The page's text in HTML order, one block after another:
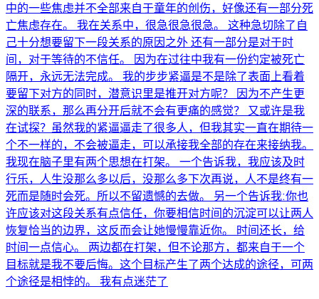
中的一些焦虑并不全部来自于童年的创伤，好像还有一部分死
亡焦虑存在。 我在关系中，很急很急很急。 这种急切除了自
己十分想要留下一段关系的原因之外 还有一部分是对于时
间，对于等待的不信任。 因为在过往中我有一份约定被死亡
隔开，永远无法完成。 我的步步紧逼是不是除了表面上看着
要留下对方的同时，潜意识里是推开对方呢？ 因为不产生更
深的联系，那么再分开后就不会有更痛的感觉？ 又或许是我
在试探？虽然我的紧逼逼走了很多人，但我其实一直在期待一
个不一样的，不会被逼走，可以承接我全部的存在来接纳我。
我现在脑子里有两个思想在打架。 一个告诉我，我应该及时
行乐，人生没那么多以后，没那么多下次再说，人不是终有一
死而是随时会死。所以不留遗憾的去做。 另一个告诉我:你也
许应该对这段关系有点信任，你要相信时间的沉淀可以让两人
恢复恰当的边界，这反而会让她慢慢靠近你。 时间还长，给
时间一点信心。 两边都在打架，但不论那方，都来自于一个
目标就是我不要后悔。这个目标产生了两个达成的途径，可两
个途径是相悖的。 我有点迷茫了